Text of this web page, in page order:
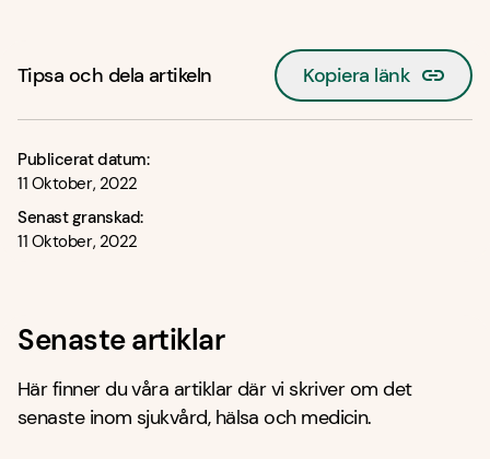
Tipsa och dela artikeln Kopiera länk
Publicerat datum:
11 Oktober, 2022
Senast granskad:
11 Oktober, 2022
Senaste artiklar
Här finner du våra artiklar där vi skriver om det
senaste inom sjukvård, hälsa och medicin.